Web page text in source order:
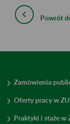
Powrót
Zamówienia
Oferty pracy w
Praktyki i staże w